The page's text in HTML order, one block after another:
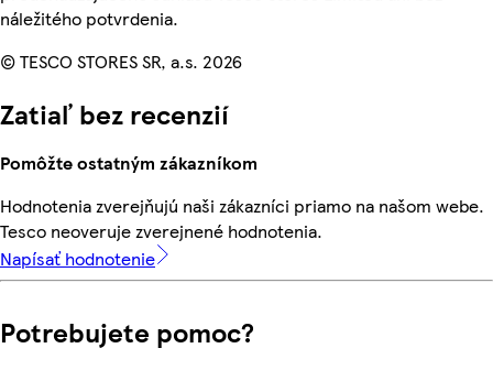
náležitého potvrdenia.
© TESCO STORES SR, a.s. 2026
Zatiaľ bez recenzií
Pomôžte ostatným zákazníkom
Hodnotenia zverejňujú naši zákazníci priamo na našom webe.
Tesco neoveruje zverejnené hodnotenia.
Napísať hodnotenie
Potrebujete pomoc?